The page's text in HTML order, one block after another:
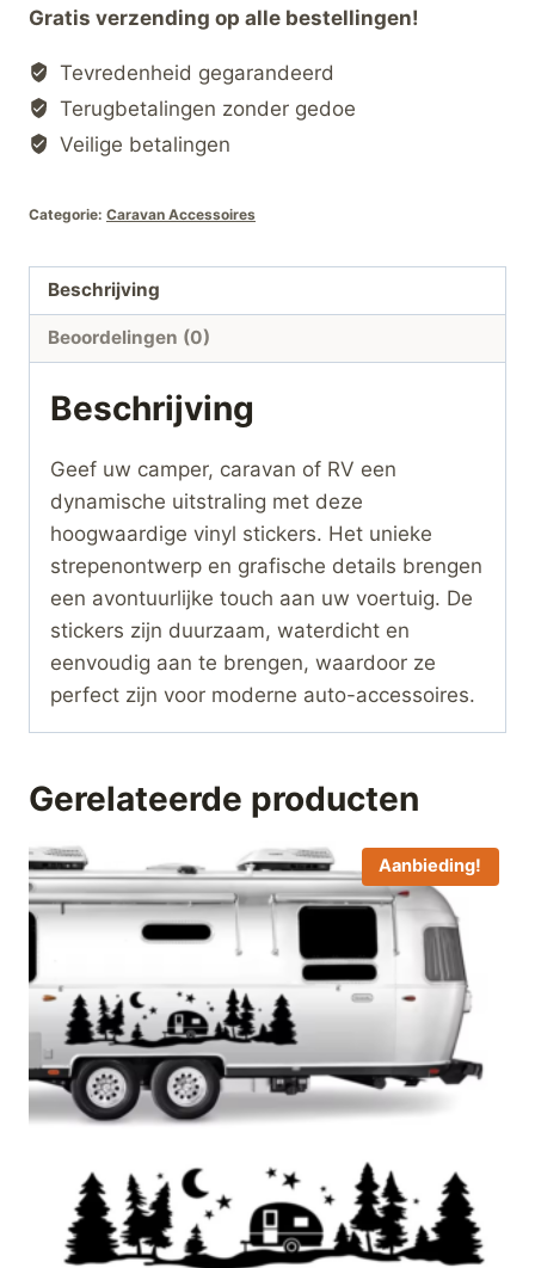
Stickers
–
Grafische
Avontuur
Decals
Camper,
RV
hoeveelheid
Gratis verzending op alle bestellingen!
Tevredenheid gegarandeerd
Terugbetalingen zonder gedoe
Veilige betalingen
Categorie: Caravan Accessoires
Beschrijving
Beoordelingen (0)
Beschrijving
Geef uw camper, caravan of RV een
dynamische uitstraling met deze
hoogwaardige vinyl stickers. Het unieke
strepenontwerp en grafische details brengen
een avontuurlijke touch aan uw voertuig. De
stickers zijn duurzaam, waterdicht en
eenvoudig aan te brengen, waardoor ze
perfect zijn voor moderne auto-accessoires.
Gerelateerde producten
Aanbieding!